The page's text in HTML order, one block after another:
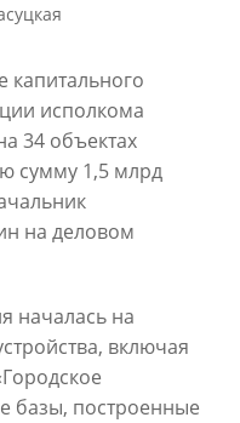
исполкома
34 объектах
сумму 1,5 млрд
на деловом
началась на
включая
базы, построенные